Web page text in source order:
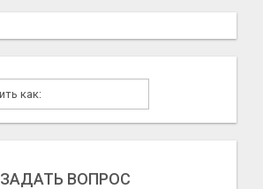
ЗАДАТЬ ВОПРОС